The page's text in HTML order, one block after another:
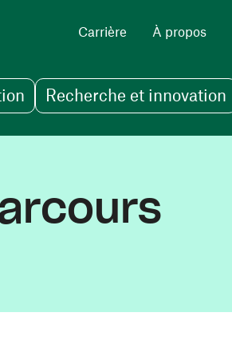
Carrière À propos
Recherche et innovation